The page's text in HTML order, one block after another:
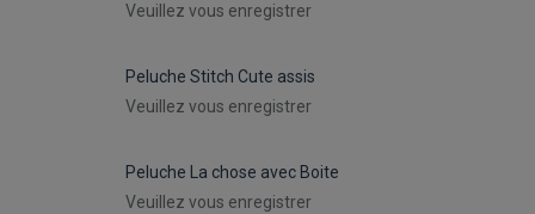
Veuillez vous enregistrer
Peluche Stitch Cute assis
Veuillez vous enregistrer
Peluche La chose avec Boite
Veuillez vous enregistrer